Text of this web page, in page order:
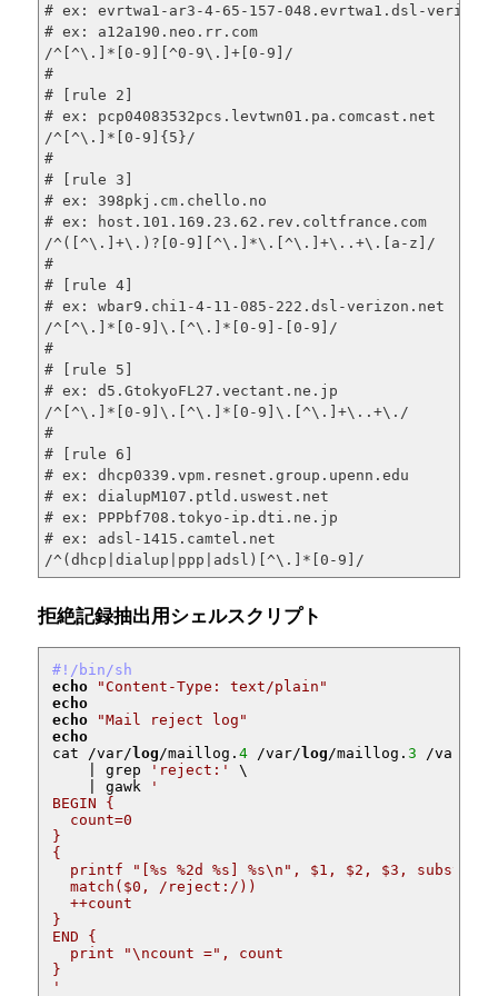
# ex: evrtwa1-ar3-4-65-157-048.evrtwa1.dsl-
# ex: a12a190.neo.rr.com
/^[^\.]*[0-9][^0-9\.]+[0-9]/                    450
#
# [rule 2]
# ex: pcp04083532pcs.levtwn01.pa.comcast.net
/^[^\.]*[0-9]{5}/                               450 may
#
# [rule 3]
# ex: 398pkj.cm.chello.no
# ex: host.101.169.23.62.rev.coltfrance.com
/^([^\.]+\.)?[0-9][^\.]*\.[^\.]+\..+\.[a-z]/    450
#
# [rule 4]
# ex: wbar9.chi1-4-11-085-222.dsl-verizon.net
/^[^\.]*[0-9]\.[^\.]*[0-9]-[0-9]/               450
#
# [rule 5]
# ex: d5.GtokyoFL27.vectant.ne.jp
/^[^\.]*[0-9]\.[^\.]*[0-9]\.[^\.]+\..+\./       450
#
# [rule 6]
# ex: dhcp0339.vpm.resnet.group.upenn.edu
# ex: dialupM107.ptld.uswest.net
# ex: PPPbf708.tokyo-ip.dti.ne.jp
# ex: adsl-1415.camtel.net
/^(dhcp|dialup|ppp|adsl)[^\.]*[0-9]/            450
拒絶記録抽出用シェルスクリプト
#!/bin/sh
echo
"Content-Type: text/plain"
echo
echo
"Mail reject log"
echo
cat /var/log /maillog. 4 /var/log /maillog. 3 /var/
    | grep
'reject:'
\
    | gawk
'
BEGIN {
  count=0
}
{
printf "[%s %2d %s] %s\n", $1, $2, $3,
  match($0, /reject:/))
  ++count
}
END {
  print "\ncount =", count
}
'